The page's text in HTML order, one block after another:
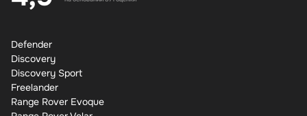
Defender
Discovery
Discovery Sport
Freelander
Range Rover Evoque